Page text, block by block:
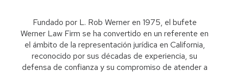
Fundado por L. Rob Werner en 1975, el bufete
Werner Law Firm se ha convertido en un referente en
el ámbito de la representación jurídica en California,
reconocido por sus décadas de experiencia, su
defensa de confianza y su compromiso de atender a